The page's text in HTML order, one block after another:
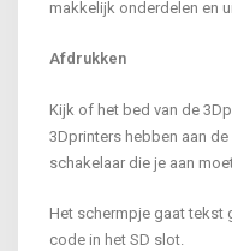
makkelijk onderdelen en
Afdrukken
Kijk of het bed van de
3Dprinters hebben aan
schakelaar die je aan
Het schermpje gaat tekst
code in het SD slot.